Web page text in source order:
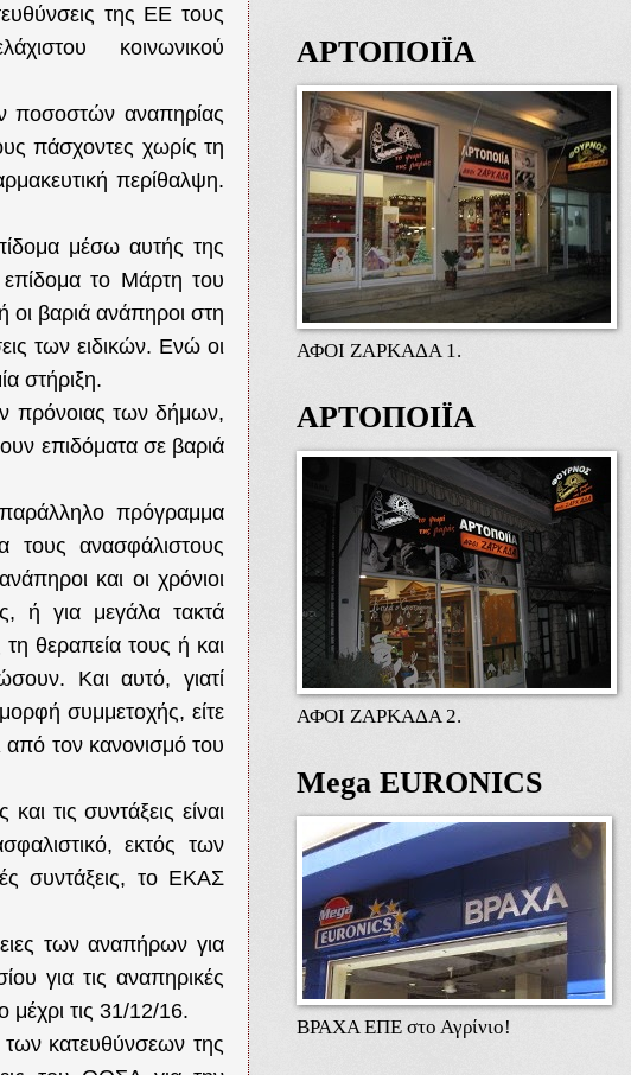
της ΕΕ τους
κοινωνικού
ποσοστών αναπηρίας
πάσχοντες χωρίς τη
περίθαλψη.
μέσω αυτής της
το Μάρτη του
οι βαριά ανάπηροι στη
των ειδικών. Ενώ οι
στήριξη.
πρόνοιας των δήμων,
επιδόματα σε βαριά
πρόγραμμα
τους ανασφάλιστους
και οι χρόνιοι
ή για μεγάλα τακτά
θεραπεία τους ή και
Και αυτό, γιατί
συμμετοχής, είτε
τον κανονισμό του
τις συντάξεις είναι
εκτός των
συντάξεις, το ΕΚΑΣ
των αναπήρων για
για τις αναπηρικές
μέχρι τις 31/12/16.
των κατευθύνσεων της
ΑΡΤΟΠΟΙΪΑ
ΑΦΟΙ ΖΑΡΚΑΔΑ 1.
ΑΡΤΟΠΟΙΪΑ
ΑΦΟΙ ΖΑΡΚΑΔΑ 2.
Mega EURONICS
ΒΡΑΧΑ ΕΠΕ στο Αγρίνιο!